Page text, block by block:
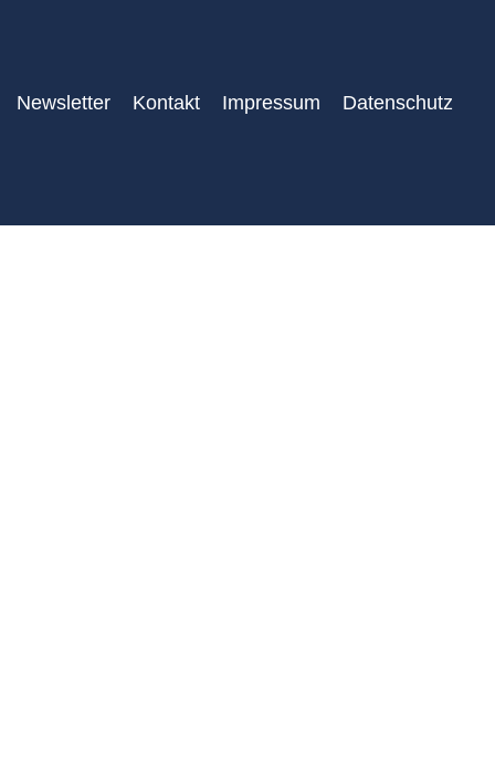
Newsletter Kontakt Impressum Datenschutz